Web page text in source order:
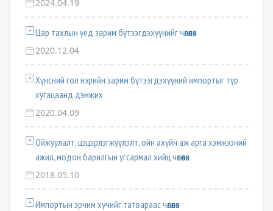
2024.04.19
Цар тахлын үед зарим бүтээгдэхүүнийг чөлөөлөх
2020.12.04
Хүнсний гол нэрийн зарим бүтээгдэхүүний импортыг түр
хугацаанд дэмжих
2020.04.09
Ойжуулалт, цэцэрлэгжүүлэлт, ойн ахуйн аж арга хэмжээний
ажил, модон барилгын угсармал хийц чөлөөлөх
2018.05.10
Импортын эрчим хүчийг татвараас чөлөөлөх